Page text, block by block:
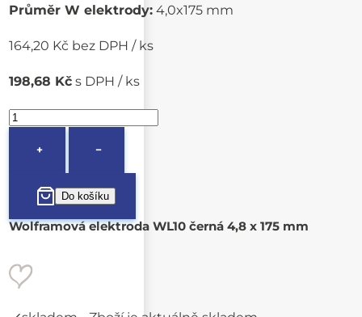
Průměr W elektrody: 4,0x175 mm
164,20 Kč bez DPH / ks
198,68 Kč s DPH / ks
+ −
Wolframová elektroda WL10 černá 4,8 x 175 mm